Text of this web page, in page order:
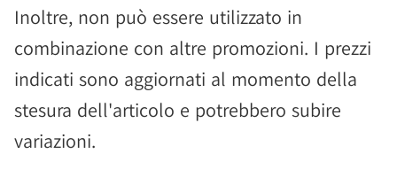
Inoltre, non può essere utilizzato in
combinazione con altre promozioni. I prezzi
indicati sono aggiornati al momento della
stesura dell'articolo e potrebbero subire
variazioni.